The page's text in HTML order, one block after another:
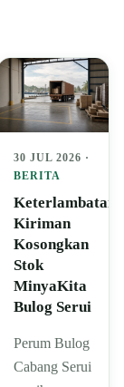
30 JUL 2026 ·
BERITA
Keterlambatan
Kiriman
Kosongkan
Stok
MinyaKita
Bulog Serui
Perum Bulog
Cabang Serui